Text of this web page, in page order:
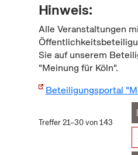
Hinweis:
Alle Veranstaltungen
Sie auf unserem
"Meinung für Köln".
Beteiligungsportal
Treffer 21–30 von 143